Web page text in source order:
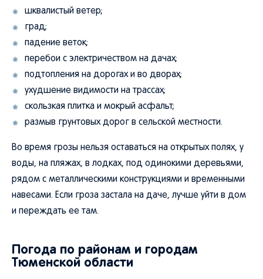
шквалистый ветер;
град;
падение веток;
перебои с электричеством на дачах;
подтопления на дорогах и во дворах;
ухудшение видимости на трассах;
скользкая плитка и мокрый асфальт;
размыв грунтовых дорог в сельской местности.
Во время грозы нельзя оставаться на открытых полях, у
воды, на пляжах, в лодках, под одинокими деревьями,
рядом с металлическими конструкциями и временными
навесами. Если гроза застала на даче, лучше уйти в дом
и переждать ее там.
Погода по районам и городам
Тюменской области